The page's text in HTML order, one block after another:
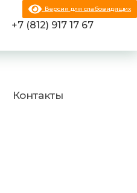
+7 (812) 917 17 67
Контакты
Версия для слабовидящих